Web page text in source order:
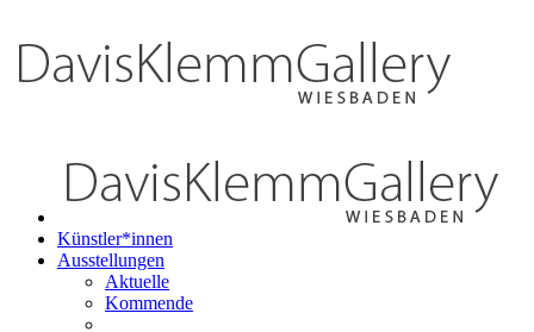
Künstler*innen
Ausstellungen
Aktuelle
Kommende